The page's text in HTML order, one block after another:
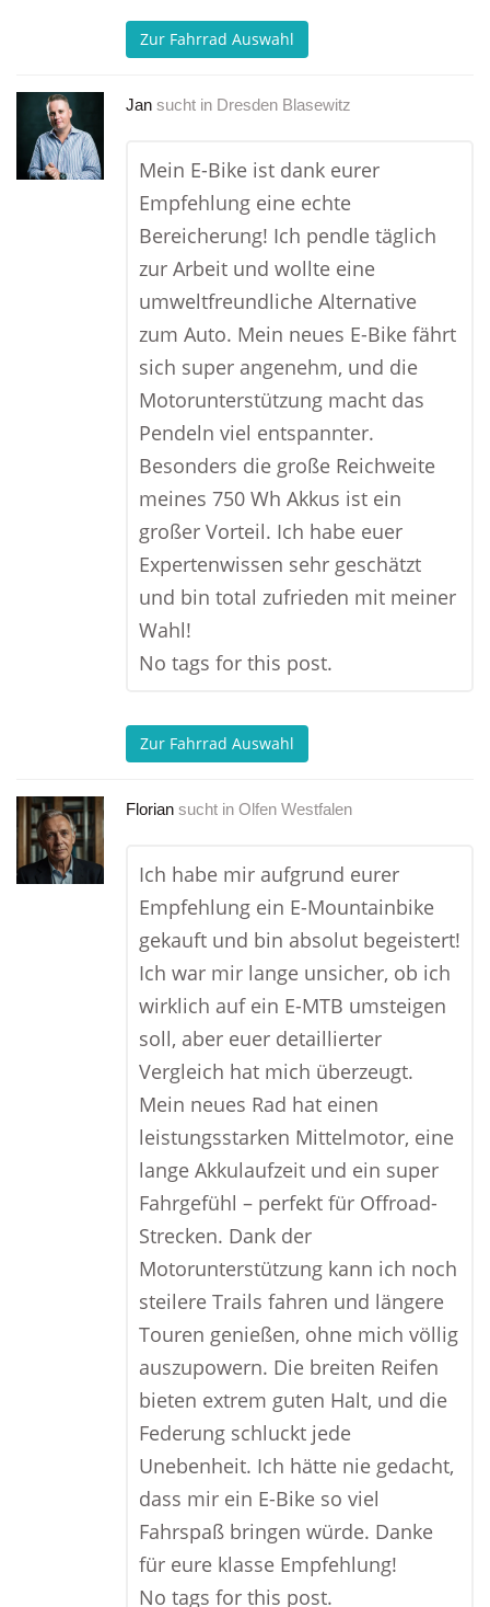
Zur Fahrrad Auswahl
Jan sucht in Dresden Blasewitz
Mein E-Bike ist dank eurer
Empfehlung eine echte
Bereicherung! Ich pendle täglich
zur Arbeit und wollte eine
umweltfreundliche Alternative
zum Auto. Mein neues E-Bike fährt
sich super angenehm, und die
Motorunterstützung macht das
Pendeln viel entspannter.
Besonders die große Reichweite
meines 750 Wh Akkus ist ein
großer Vorteil. Ich habe euer
Expertenwissen sehr geschätzt
und bin total zufrieden mit meiner
Wahl!
No tags for this post.
Zur Fahrrad Auswahl
Florian sucht in Olfen Westfalen
Ich habe mir aufgrund eurer
Empfehlung ein E-Mountainbike
gekauft und bin absolut begeistert!
Ich war mir lange unsicher, ob ich
wirklich auf ein E-MTB umsteigen
soll, aber euer detaillierter
Vergleich hat mich überzeugt.
Mein neues Rad hat einen
leistungsstarken Mittelmotor, eine
lange Akkulaufzeit und ein super
Fahrgefühl – perfekt für Offroad-
Strecken. Dank der
Motorunterstützung kann ich noch
steilere Trails fahren und längere
Touren genießen, ohne mich völlig
auszupowern. Die breiten Reifen
bieten extrem guten Halt, und die
Federung schluckt jede
Unebenheit. Ich hätte nie gedacht,
dass mir ein E-Bike so viel
Fahrspaß bringen würde. Danke
für eure klasse Empfehlung!
No tags for this post.